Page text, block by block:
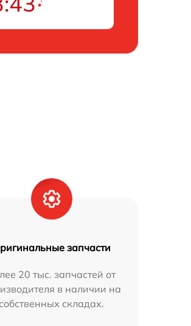
запчасти
20 тыс. запчастей от
в наличии на
собственных складах.